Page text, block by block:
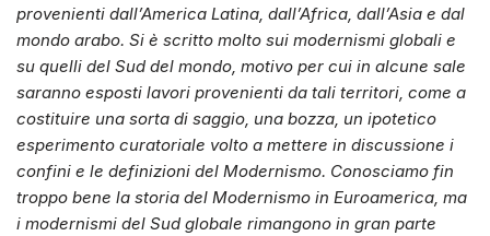
provenienti dall’America Latina, dall’Africa, dall’Asia e dal
mondo arabo. Si è scritto molto sui modernismi globali e
su quelli del Sud del mondo, motivo per cui in alcune sale
saranno esposti lavori provenienti da tali territori, come a
costituire una sorta di saggio, una bozza, un ipotetico
esperimento curatoriale volto a mettere in discussione i
confini e le definizioni del Modernismo. Conosciamo fin
troppo bene la storia del Modernismo in Euroamerica, ma
i modernismi del Sud globale rimangono in gran parte